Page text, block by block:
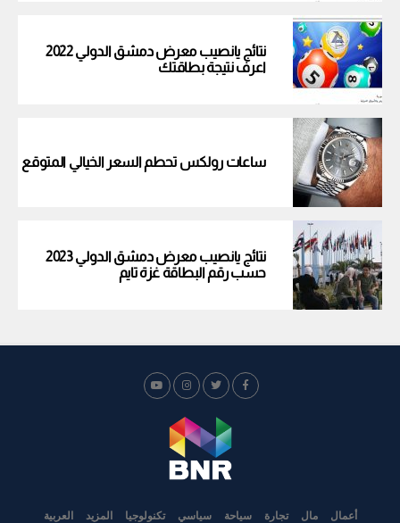
نتائج يانصيب معرض دمشق الدولي 2022
اعرف نتيجة بطاقتك
ساعات رولكس تحطم السعر الخيالي المتوقع
نتائج يانصيب معرض دمشق الدولي 2023
حسب رقم البطاقة غزة تايم
أعمال مال تجارة سياحة سياسي تكنولوجيا المزيد العربية